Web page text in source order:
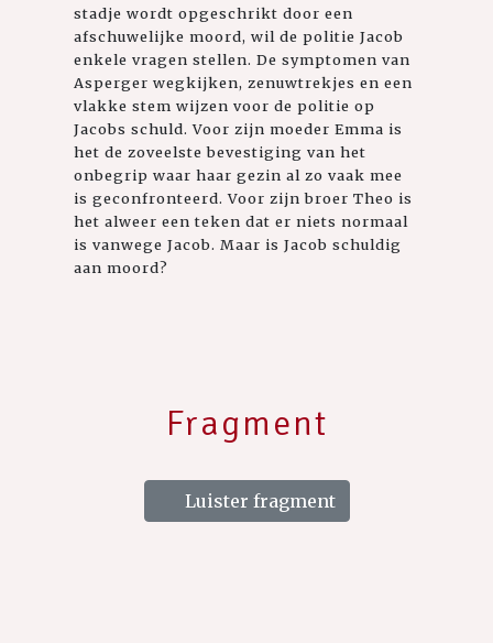
stadje wordt opgeschrikt door een
afschuwelijke moord, wil de politie Jacob
enkele vragen stellen. De symptomen van
Asperger wegkijken, zenuwtrekjes en een
vlakke stem wijzen voor de politie op
Jacobs schuld. Voor zijn moeder Emma is
het de zoveelste bevestiging van het
onbegrip waar haar gezin al zo vaak mee
is geconfronteerd. Voor zijn broer Theo is
het alweer een teken dat er niets normaal
is vanwege Jacob. Maar is Jacob schuldig
aan moord?
Fragment
Luister fragment